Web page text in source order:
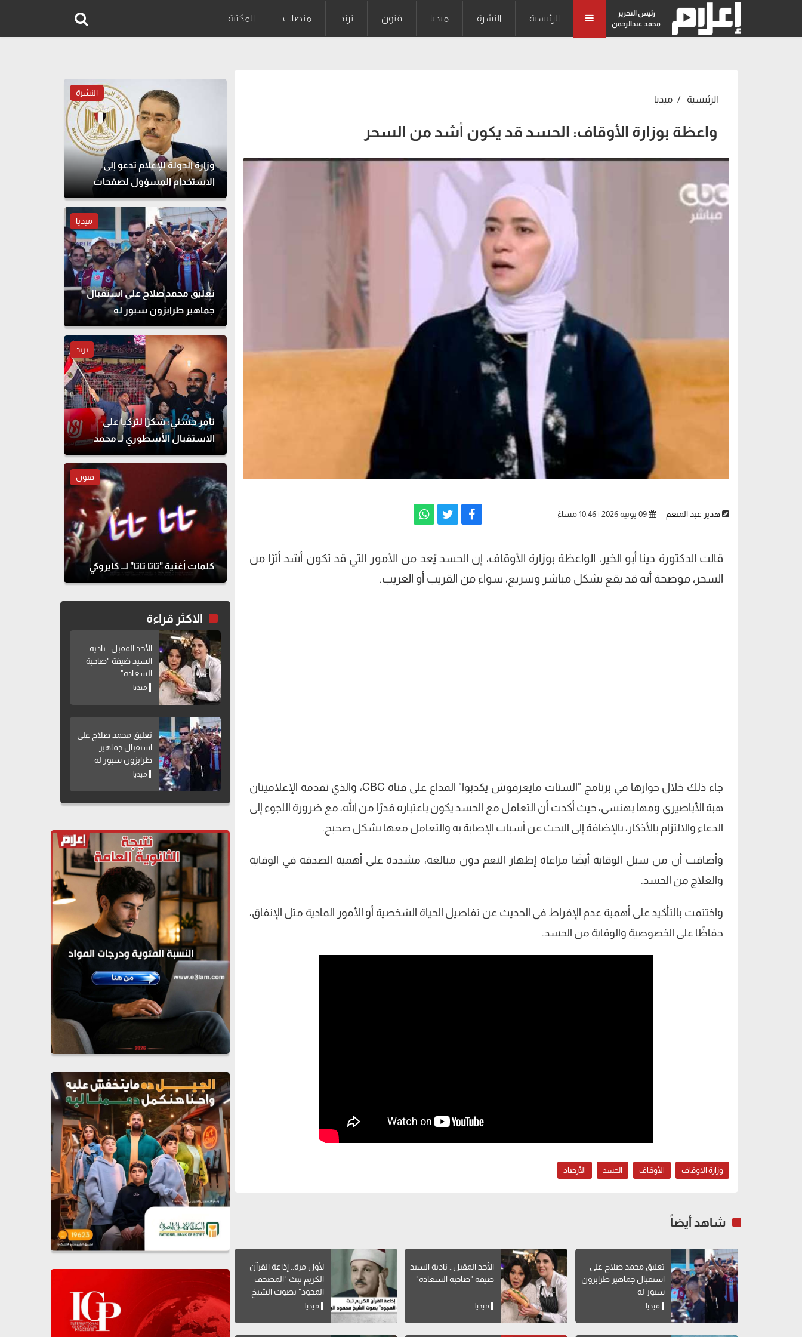
رئيس التحرير
محمد عبدالرحمن
الرئيسية النشرة ميديا فنون ترند منصات المكتبة
الرئيسية ميديا
واعظة بوزارة الأوقاف: الحسد قد يكون أشد من السحر
هدير عبد المنعم
قالت الدكتورة دينا أبو الخير، الواعظة بوزارة الأوقاف، إن الحسد يُعد من الأمور التي قد تكون أشد أثرًا من
السحر، موضحة أنه قد يقع بشكل مباشر وسريع، سواء من القريب أو الغريب.
جاء ذلك خلال حوارها في برنامج "الستات مايعرفوش يكدبوا" المذاع على قناة CBC، والذي تقدمه الإعلاميتان
هبة الأباصيري ومها بهنسي، حيث أكدت أن التعامل مع الحسد يكون باعتباره قدرًا من الله، مع ضرورة اللجوء إلى
الدعاء والالتزام بالأذكار، بالإضافة إلى البحث عن أسباب الإصابة به والتعامل معها بشكل صحيح.
وأضافت أن من سبل الوقاية أيضًا مراعاة إظهار النعم دون مبالغة، مشددة على أهمية الصدقة في الوقاية
والعلاج من الحسد.
واختتمت بالتأكيد على أهمية عدم الإفراط في الحديث عن تفاصيل الحياة الشخصية أو الأمور المادية مثل الإنفاق،
حفاظًا على الخصوصية والوقاية من الحسد.
وزارة الاوقاف الأوقاف الحسد الأرصاد
شاهد أيضاً
تعليق محمد صلاح على
استقبال جماهير طرابزون
سبور له
ميديا
الأحد المقبل.. نادية السيد
ضيفة "صاحبة السعادة"
ميديا
لأول مرة.. إذاعة القرآن
الكريم ثبث "المصحف
المجود" بصوت الشيخ
محمود البنا
ميديا
النشرة
وزارة الدولة للإعلام تدعو إلى
الاستخدام المسؤول لصفحات
التواصل الاجتماعي
ميديا
تعليق محمد صلاح على استقبال
جماهير طرابزون سبور له
ترند
تامر حسني: شكرًا لتركيا على
الاستقبال الأسطوري لـ محمد
صلاح
فنون
كلمات أغنية "تاتا تاتا" لــ كايروكي
الاكثر قراءة
الأحد المقبل.. نادية
السيد ضيفة "صاحبة
السعادة"
ميديا
تعليق محمد صلاح على
استقبال جماهير
طرابزون سبور له
ميديا